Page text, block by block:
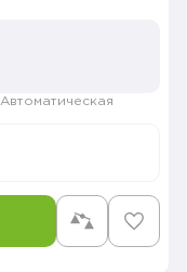
Автоматическая